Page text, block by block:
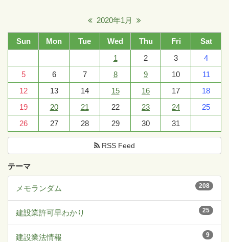
2020年1月
Sun Mon Tue Wed Thu Fri
Sat
1
2 3
4
5
6 7 8 9 10
11
12
13 14 15 16 17
18
19
20 21 22 23 24
25
26
27 28 29 30 31
RSS Feed
テーマ
208
メモランダム
25
建設業許可早わかり
9
建設業法情報